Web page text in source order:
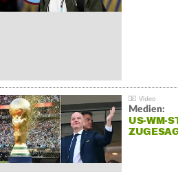
Medien:
US-WM-